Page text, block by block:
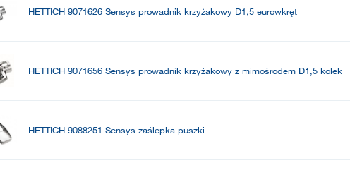
HETTICH 9071626 Sensys prowadnik krzyżakowy D1,5 eurowkręt
HETTICH 9071656 Sensys prowadnik krzyżakowy z mimośrodem D1,5 kolek
HETTICH 9088251 Sensys zaślepka puszki